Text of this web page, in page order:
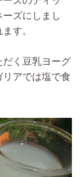
ズにしまし
す。
く豆乳ヨーグ
アでは塩で食